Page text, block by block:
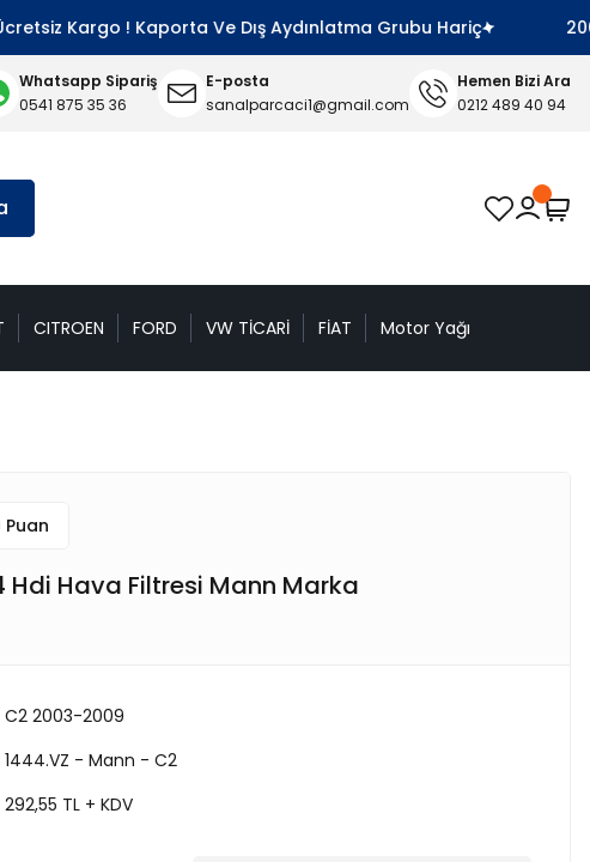
Kargo ! Kaporta Ve Dış Aydınlatma Grubu Hariç 2000
Whatsapp Sipariş
0541 875 35 36
E-posta
sanalparcaci1@gmail.com
Hemen Bizi Ara
0212 489 40 94
CITROEN FORD VW TİCARİ FİAT Motor Yağı
Hdi Hava Filtresi Mann Marka
C2 2003-2009
1444.VZ - Mann - C2
292,55 TL + KDV